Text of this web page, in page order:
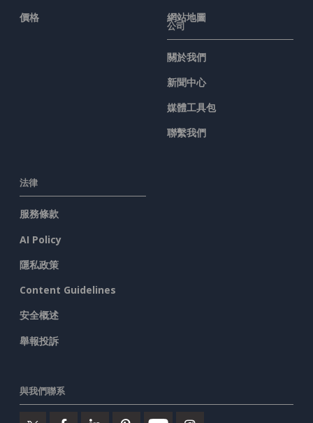
價格
網站地圖
公司
關於我們
新聞中心
媒體工具包
聯繫我們
法律
服務條款
AI Policy
隱私政策
Content Guidelines
安全概述
舉報投訴
與我們聯系